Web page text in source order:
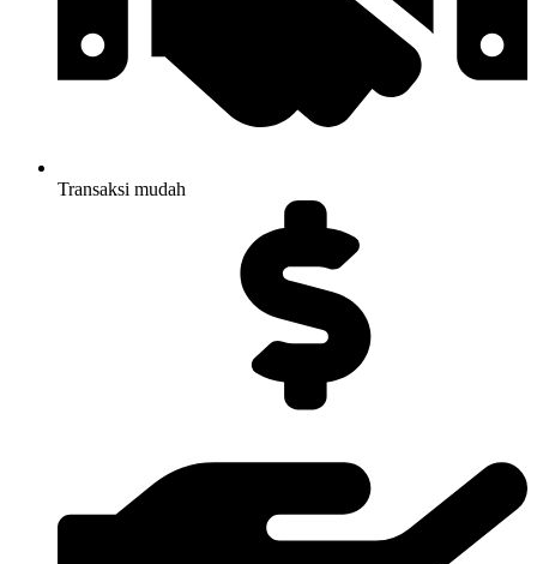
Transaksi mudah